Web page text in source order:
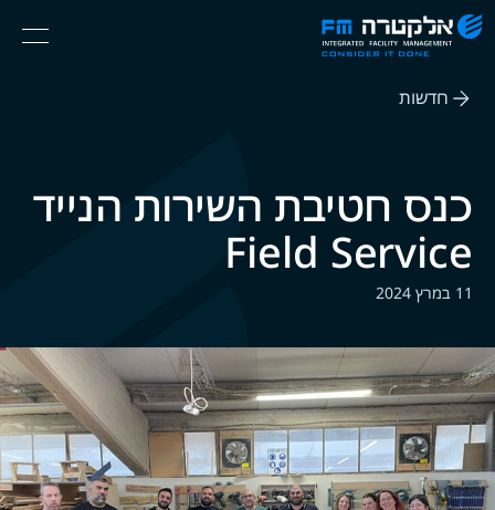
Skip
the
אלקטרה
Menu
חדשות
כנס חטיבת השירות הנייד
Field Service
11 במרץ 2024